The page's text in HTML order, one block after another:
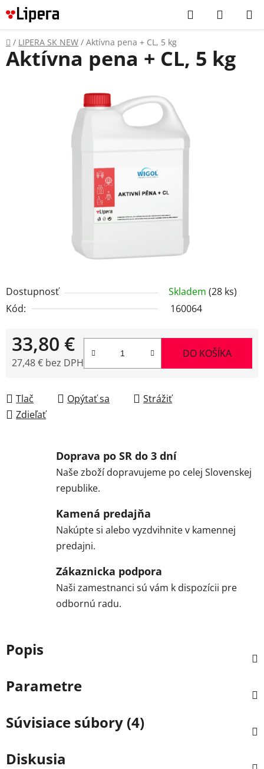
Prejsť
na
obsah
Hľadať
KOŠÍK
Domov
/ LIPERA SK NEW / Aktívna pena + CL, 5 kg
Dostupnosť Skladem (28 ks)
Kód:
160064
33,80 €
27,48 € bez DPH
DO KOŠÍKA
Tlač Opýtať sa
Strážiť
Zdieľať
Aktívna pena + CL, 5 kg
Doprava po SR do 3 dní
Naše zboží dopravujeme po celej Slovenskej
republike.
Kamená predajňa
Nakúpte si alebo vyzdvihnite v kamennej
predajni.
Zákaznicka podpora
Naši zamestnanci sú vám k dispozícii pre
odbornú radu.
Popis
Parametre
Súvisiace súbory (4)
Diskusia